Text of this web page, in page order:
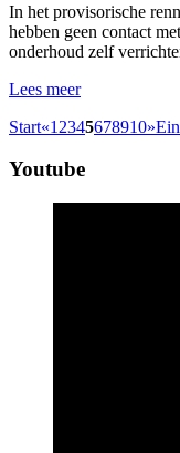
In het provisorische
hebben geen contact
onderhoud zelf
Lees meer
Start«1 2345678910»
Youtube